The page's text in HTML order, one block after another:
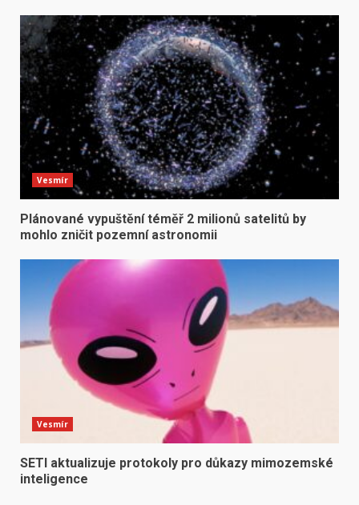
Vesmír
Plánované vypuštění téměř 2 milionů satelitů by
mohlo zničit pozemní astronomii
Vesmír
SETI aktualizuje protokoly pro důkazy mimozemské
inteligence